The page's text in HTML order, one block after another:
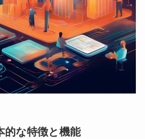
的な特徴と機能